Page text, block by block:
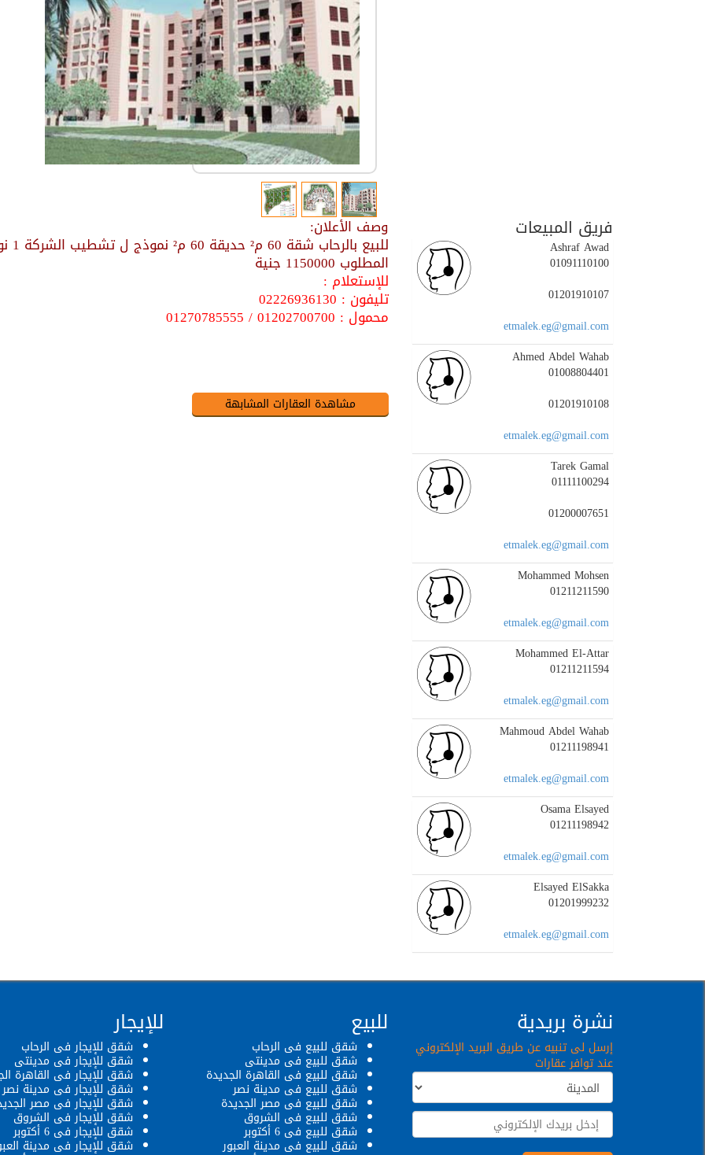
فريق المبيعات
Ashraf Awad
01091110100
01201910107
etmalek.eg@gmail.com
Ahmed Abdel Wahab
01008804401
01201910108
etmalek.eg@gmail.com
Tarek Gamal
01111100294
01200007651
etmalek.eg@gmail.com
Mohammed Mohsen
01211211590
etmalek.eg@gmail.com
Mohammed El-Attar
01211211594
etmalek.eg@gmail.com
Mahmoud Abdel Wahab
01211198941
etmalek.eg@gmail.com
Osama Elsayed
01211198942
etmalek.eg@gmail.com
Elsayed ElSakka
01201999232
etmalek.eg@gmail.com
وصف الأعلان:
المطلوب 1150000 جنية
للإستعلام :
تليفون : 02226936130
محمول : 01202700700 / 01270785555
نشرة بريدية
إرسل لى تنبيه عن طريق البريد الإلكتروني
عند توافر عقارات
للبيع
شقق للبيع فى الرحاب
شقق للبيع فى مدينتى
شقق للبيع فى القاهرة الجديدة
شقق للبيع فى مدينة نصر
شقق للبيع فى مصر الجديدة
شقق للبيع فى الشروق
شقق للبيع فى 6 أكتوبر
شقق للبيع فى مدينة العبور
للإيجار
شقق للإيجار فى الرحاب
شقق للإيجار فى مدينتى
شقق للإيجار فى القاهرة
شقق للإيجار فى مدينة نصر
شقق للإيجار فى مصر
شقق للإيجار فى الشروق
شقق للإيجار فى 6 أكتوبر
شقق للإيجار فى مدينة